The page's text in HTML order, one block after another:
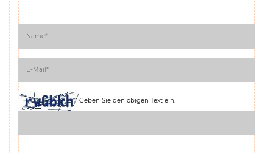
Geben Sie den obigen Text ein: